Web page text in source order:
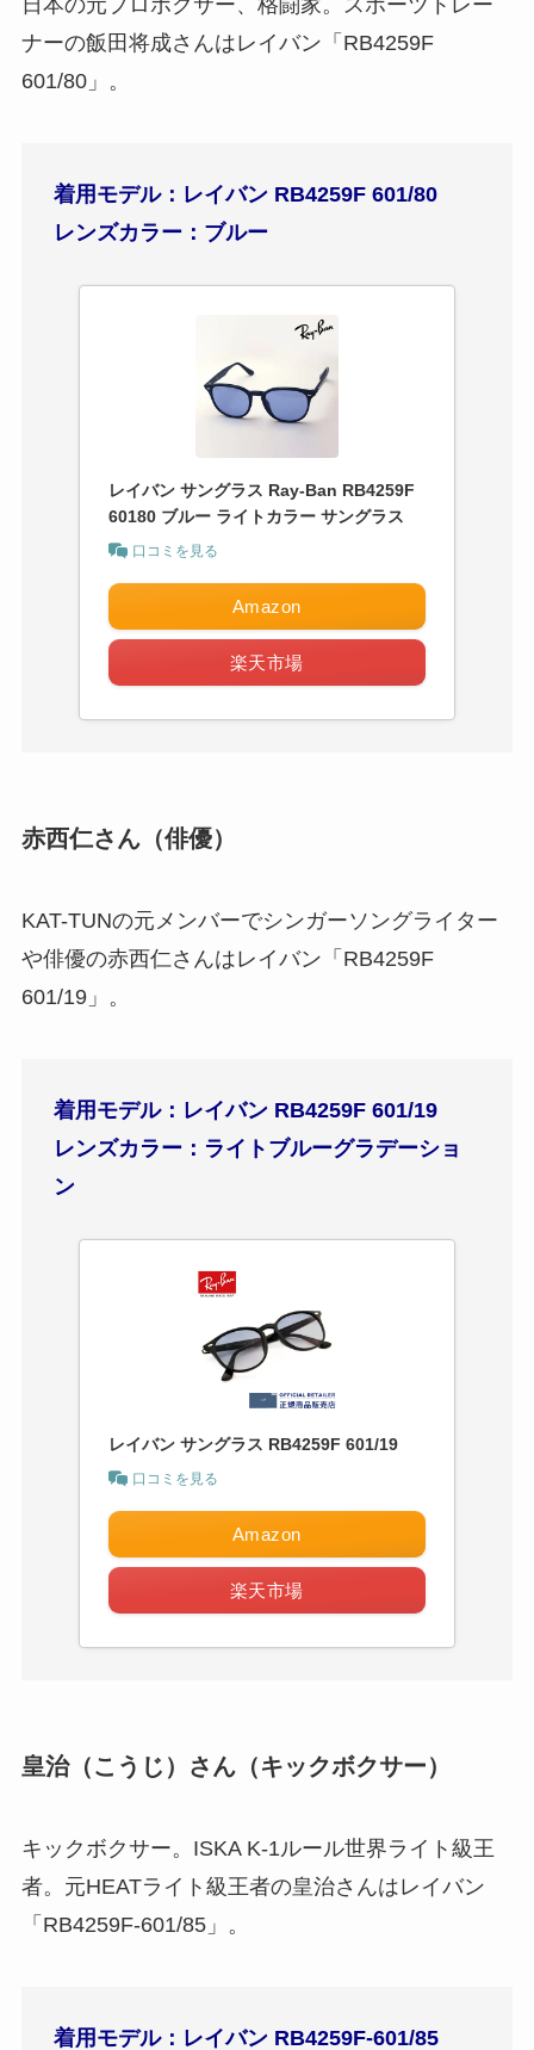
日本の元プロボクサー、格闘家。スポーツトレー
ナーの飯田将成さんはレイバン「RB4259F
601/80」。
着用モデル：レイバン RB4259F 601/80
レンズカラー：ブルー
レイバン サングラス Ray-Ban RB4259F
60180 ブルー ライトカラー サングラス
口コミを見る
Amazon
楽天市場
赤西仁さん（俳優）
KAT-TUNの元メンバーでシンガーソングライター
や俳優の赤西仁さんはレイバン「RB4259F
601/19」。
着用モデル：レイバン RB4259F 601/19
レンズカラー：ライトブルーグラデーショ
ン
レイバン サングラス RB4259F 601/19
口コミを見る
Amazon
楽天市場
皇治（こうじ）さん（キックボクサー）
キックボクサー。ISKA K-1ルール世界ライト級王
者。元HEATライト級王者の皇治さんはレイバン
「RB4259F-601/85」。
着用モデル：レイバン RB4259F-601/85